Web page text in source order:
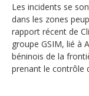
Les incidents se
dans les zones
rapport récent de
groupe GSIM, lié à
béninois de la
prenant le contrôle